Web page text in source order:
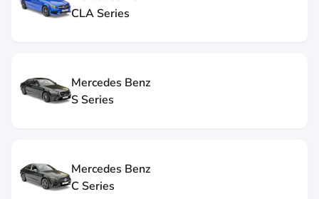
CLA Series
Mercedes Benz
S Series
Mercedes Benz
C Series